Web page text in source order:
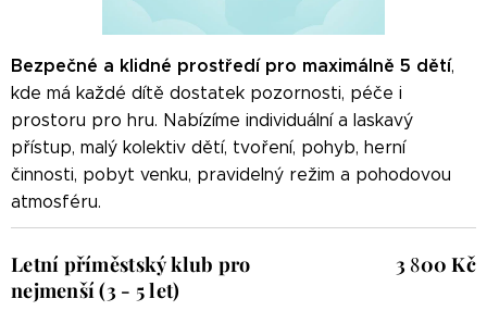
Bezpečné a klidné prostředí pro maximálně 5 dětí,
kde má každé dítě dostatek pozornosti, péče i
prostoru pro hru. Nabízíme individuální a laskavý
přístup, malý kolektiv dětí, tvoření, pohyb, herní
činnosti, pobyt venku, pravidelný režim a pohodovou
atmosféru.
Letní příměstský klub pro
nejmenší (3 - 5 let)
3 800 Kč